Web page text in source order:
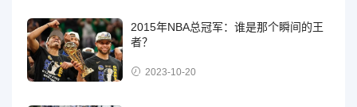
2015年NBA总冠军：谁是那个瞬间的王
者？
2023-10-20